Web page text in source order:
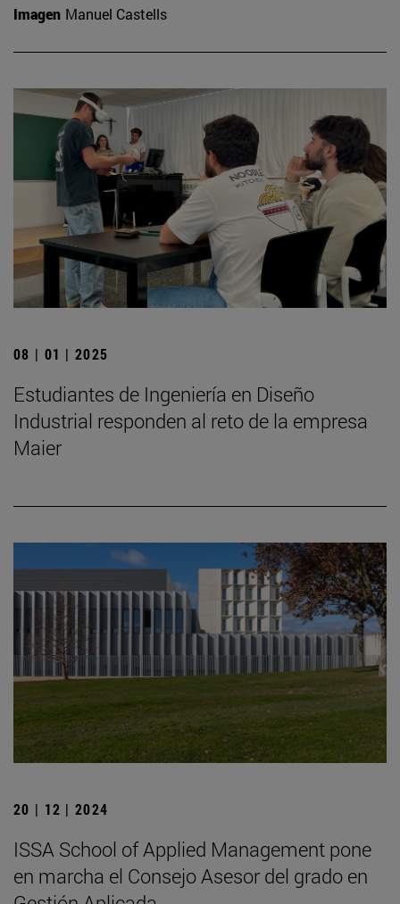
Imagen Manuel Castells
08 | 01 | 2025
Estudiantes de Ingeniería en Diseño
Industrial responden al reto de la empresa
Maier
20 | 12 | 2024
ISSA School of Applied Management pone
en marcha el Consejo Asesor del grado en